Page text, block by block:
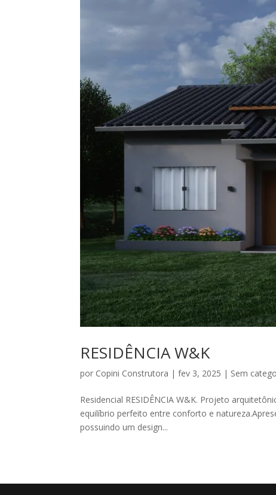
RESIDÊNCIA W&K
por Copini Construtora |fev 3, 2025 | Sem
Residencial RESIDÊNCIA W&K. Projeto
equilíbrio perfeito entre conforto e
possuindo um design...